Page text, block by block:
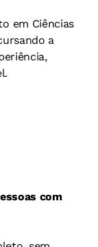
em Ciências
a
com